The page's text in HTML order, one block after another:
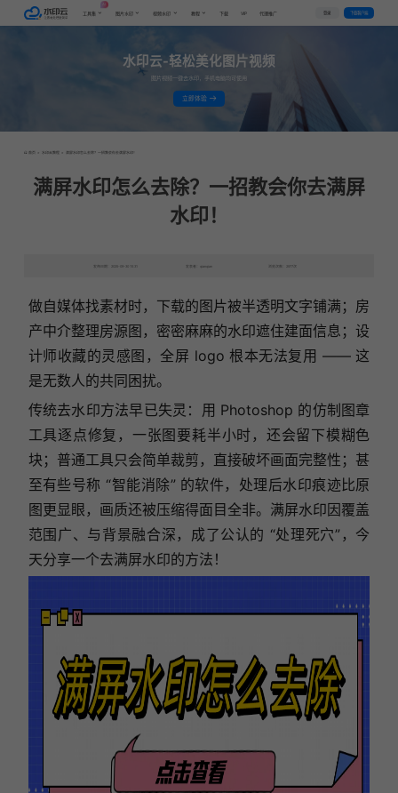
工具集 图片水印 视频水印 教程 下载 VIP 代理推广 登录 下载客户端
水印云-轻松美化图片视频
图片视频一键去水印，手机电脑均可使用
立即体验
首页 > 水印云教程 > 满屏水印怎么去除？一招教会你去满屏水印！
满屏水印怎么去除？一招教会你去满屏
水印！
发布日期：2025-09-30 15:31 发表者：qianqian 浏览次数：2977次
做自媒体找素材时，下载的图片被半透明文字铺满；房
产中介整理房源图，密密麻麻的水印遮住建面信息；设
计师收藏的灵感图，全屏 logo 根本无法复用 —— 这
是无数人的共同困扰。
传统去水印方法早已失灵：用 Photoshop 的仿制图章
工具逐点修复，一张图要耗半小时，还会留下模糊色
块；普通工具只会简单裁剪，直接破坏画面完整性；甚
至有些号称 “智能消除” 的软件，处理后水印痕迹比原
图更显眼，画质还被压缩得面目全非。满屏水印因覆盖
范围广、与背景融合深，成了公认的 “处理死穴”，今
天分享一个去满屏水印的方法！